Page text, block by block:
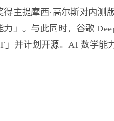
主提摩西·高尔斯对内
」。与此同时，谷歌
」并计划开源。AI 数学